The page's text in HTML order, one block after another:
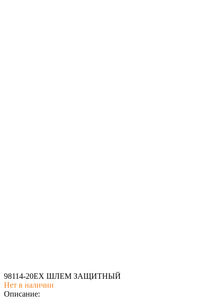
98114-20EX ШЛЕМ ЗАЩИТНЫЙ
Нет в наличии
Описание: